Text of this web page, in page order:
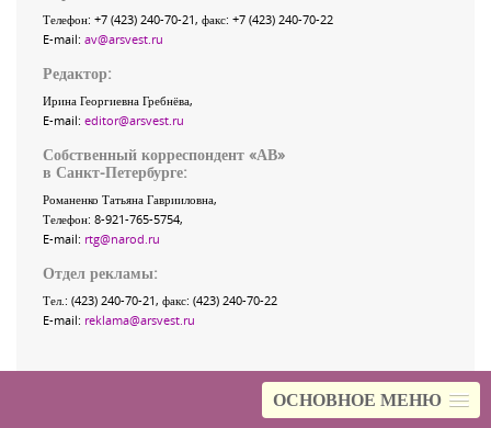
ОСНОВНОЕ МЕНЮ
Телефон: +7 (423) 240-70-21, факс: +7 (423) 240-70-22
E-mail: av@arsvest.ru
Редактор:
Ирина Георгиевна Гребнёва,
E-mail: editor@arsvest.ru
Собственный корреспондент «АВ»
в Санкт-Петербурге:
Романенко Татьяна Гаврииловна,
Телефон: 8-921-765-5754,
E-mail: rtg@narod.ru
Отдел рекламы:
Тел.: (423) 240-70-21, факс: (423) 240-70-22
E-mail: reklama@arsvest.ru